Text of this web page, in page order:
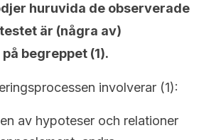
huruvida de observerade
är (några av)
begreppet (1).
involverar (1):
av hypoteser och relationer